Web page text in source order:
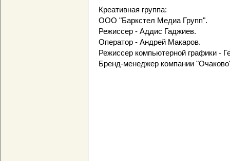
Креативная группа:
ООО "Баркстел Медиа Групп".
Режиссер - Аддис Гаджиев.
Оператор - Андрей Макаров.
Режиссер компьютерной графики -
Бренд-менеджер компании